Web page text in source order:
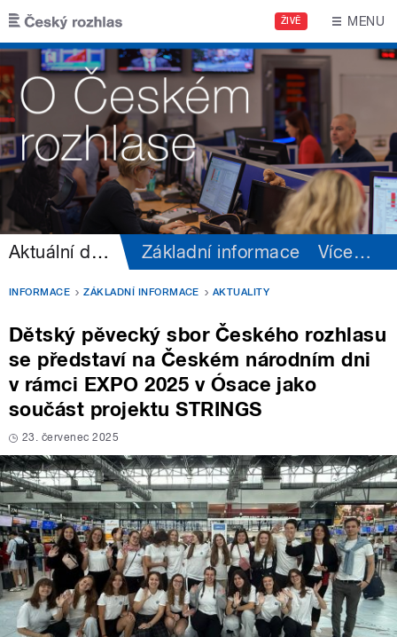
Přejít k hlavnímu obsahu
ŽIVĚ MENU
Aktuální dění Základní informace Více…
INFORMACE ZÁKLADNÍ INFORMACE AKTUALITY
Dětský pěvecký sbor Českého rozhlasu
se představí na Českém národním dni
v rámci EXPO 2025 v Ósace jako
součást projektu STRINGS
23. červenec 2025